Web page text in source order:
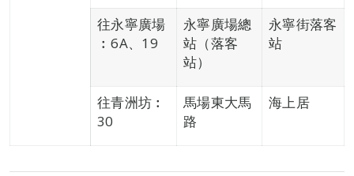
往永寧廣場
︰6A、19
永寧廣場總
站（落客
站）
永寧街落客
站
往青洲坊︰
30
馬場東大馬
路
海上居